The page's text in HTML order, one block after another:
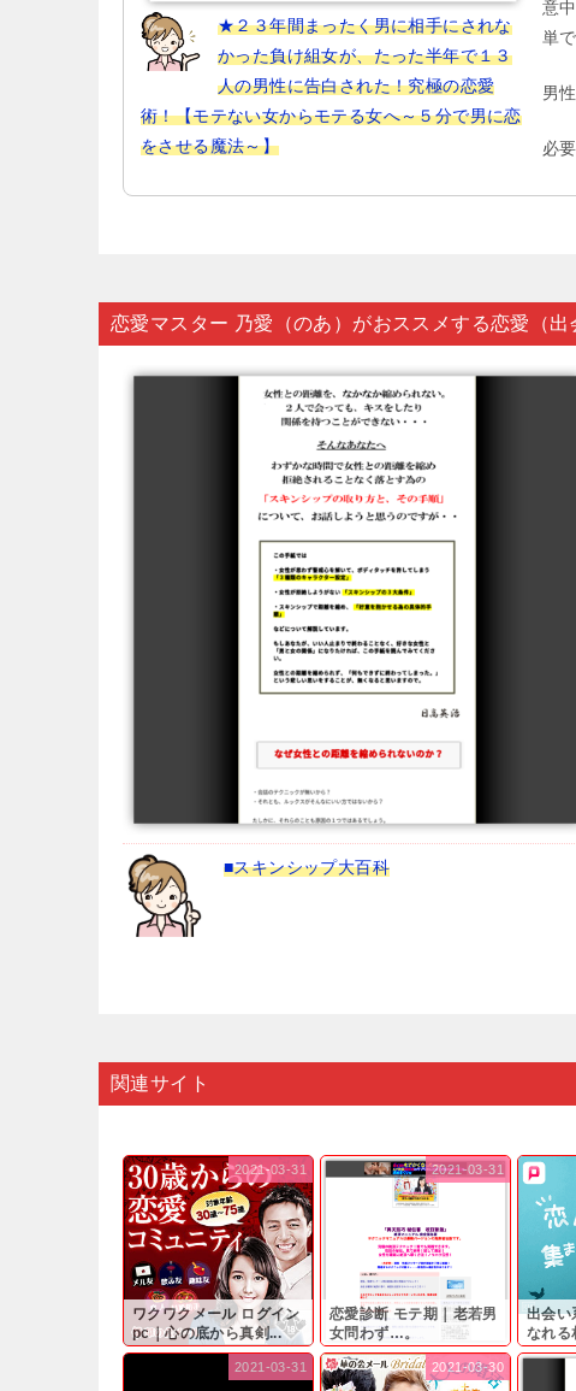
★２３年間まったく男に相手にされな
かった負け組女が、たった半年で１３
人の男性に告白された！究極の恋愛
術！【モテない女からモテる女へ～５分で男に恋
をさせる魔法～】
意
単で
男
必
恋愛マスター 乃愛（のあ）がおススメする恋愛（出
■スキンシップ大百科
関連サイト
ワクワクメール ログイン
pc｜心の底から真剣...
2021-03-31
恋愛診断 モテ期｜老若男
女問わず…。
2021-03-31
出会い
なれる
と...
2021-03-31 2021-03-30